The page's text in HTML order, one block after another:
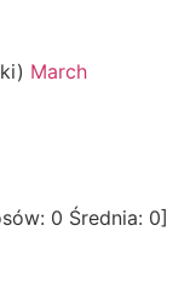
March
0 Średnia: 0]